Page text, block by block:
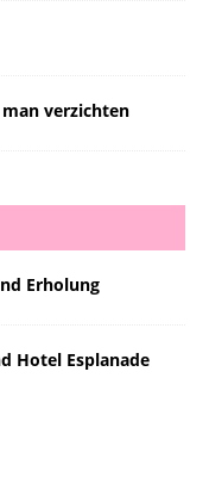
verzichten
Erholung
Hotel Esplanade